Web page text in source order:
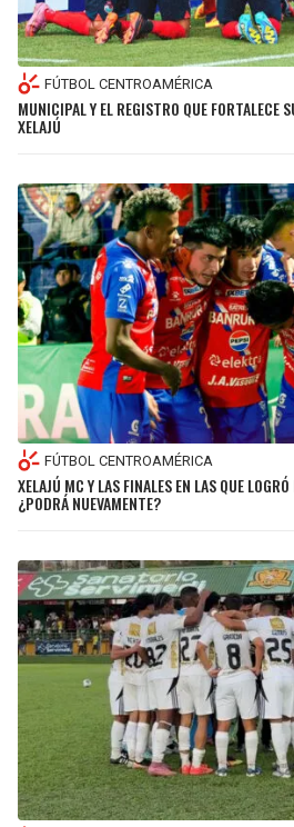
FÚTBOL CENTROAMÉRICA
MUNICIPAL Y EL REGISTRO QUE FORTALECE
XELAJÚ
FÚTBOL CENTROAMÉRICA
XELAJÚ MC Y LAS FINALES EN LAS QUE
¿PODRÁ NUEVAMENTE?